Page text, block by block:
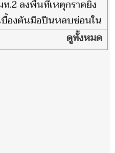
.2 ลงพื้นที่เหตุกราดยิง
บื้องต้นมือปืนหลบซ่อนใน
ดูทั้งหมด